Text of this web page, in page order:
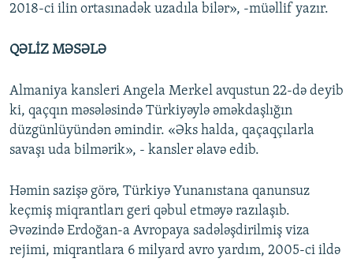
2018-ci ilin ortasınadək uzadıla bilər», -müəllif yazır.
QƏLİZ MƏSƏLƏ
Almaniya kansleri Angela Merkel avqustun 22-də deyib
ki, qaçqın məsələsində Türkiyəylə əməkdaşlığın
düzgünlüyündən əmindir. «Əks halda, qaçaqçılarla
savaşı uda bilmərik», - kansler əlavə edib.
Həmin sazişə görə, Türkiyə Yunanıstana qanunsuz
keçmiş miqrantları geri qəbul etməyə razılaşıb.
Əvəzində Erdoğan-a Avropaya sadələşdirilmiş viza
rejimi, miqrantlara 6 milyard avro yardım, 2005-ci ildə